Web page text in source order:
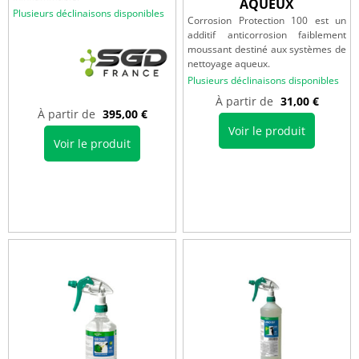
Plusieurs déclinaisons disponibles
À partir de 395,00 €
Voir le produit
AQUEUX
Corrosion Protection 100 est un
additif anticorrosion faiblement
moussant destiné aux systèmes de
nettoyage aqueux.
Plusieurs déclinaisons disponibles
À partir de 31,00 €
Voir le produit